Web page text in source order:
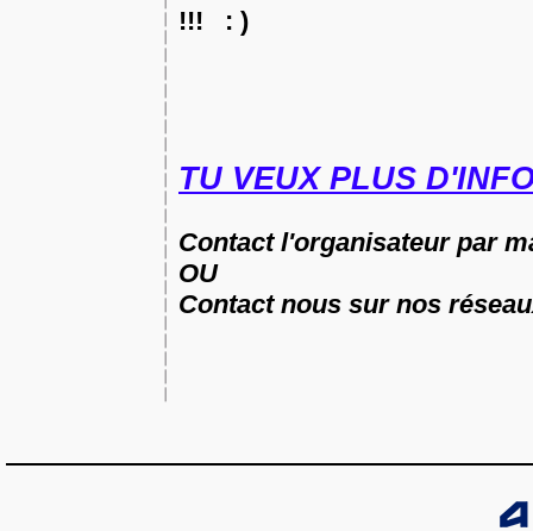
!!! : )
TU VEUX PLUS
Contact l'organisateur par
OU
Contact nous sur nos